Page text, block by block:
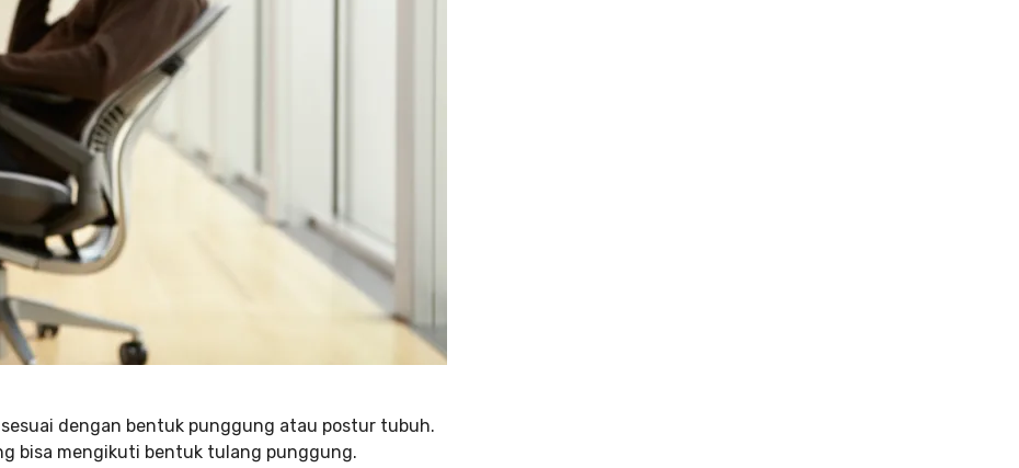
dengan bentuk punggung atau postur tubuh.
bisa mengikuti bentuk tulang punggung.